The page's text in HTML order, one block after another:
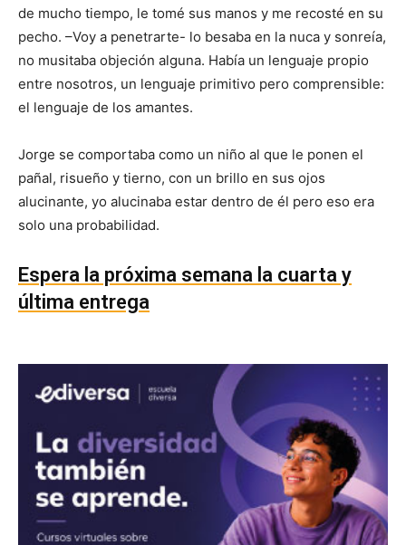
de mucho tiempo, le tomé sus manos y me recosté en su
pecho. –Voy a penetrarte- lo besaba en la nuca y sonreía,
no musitaba objeción alguna. Había un lenguaje propio
entre nosotros, un lenguaje primitivo pero comprensible:
el lenguaje de los amantes.
Jorge se comportaba como un niño al que le ponen el
pañal, risueño y tierno, con un brillo en sus ojos
alucinante, yo alucinaba estar dentro de él pero eso era
solo una probabilidad.
Espera la próxima semana la cuarta y
última entrega